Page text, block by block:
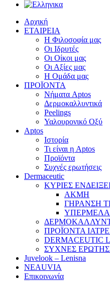
Αρχική
ΕΤΑΙΡΕΙΑ
Η Φιλοσοφία μας
Οι Ιδρυτές
Οι Οίκοι μας
Οι Αξίες μας
Η Ομάδα μας
ΠΡΟΪΟΝΤΑ
Νήματα Aptos
Δερμοκαλλυντικά
Peelings
Υαλουρονικό Οξύ
Aptos
Ιστορία
Τι είναι η Aptos
Προϊόντα
Συχνές ερωτήσεις
Dermaceutic
ΚΥΡΙΕΣ
ΑΚΜΗ
ΓΗΡΑΝΣΗ
ΠΡΟΪΟΝΤΑ
DERMACEUTIC
ΣΥΧΝΕΣ
Juvelook – Lenisna
NEAUVIA
Επικοινωνία